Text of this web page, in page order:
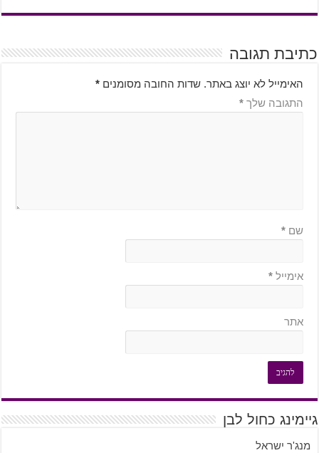
כתיבת תגובה
האימייל לא יוצג באתר. שדות החובה מסומנים *
התגובה שלך *
שם *
אימייל *
אתר
גיימינג כחול לבן
מנג'ר ישראל